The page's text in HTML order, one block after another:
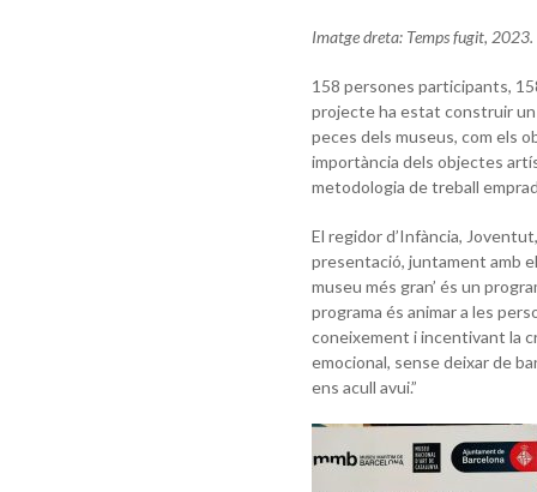
Imatge dreta: Temps fugit,
158 persones participants,
projecte ha estat construir un
peces dels museus, com els
importància dels objectes
metodologia de treball
El regidor d’Infància,
presentació, juntament amb
museu més gran’ és un
programa és animar a les
coneixement i incentivant la
emocional, sense deixar de
ens acull avui.”